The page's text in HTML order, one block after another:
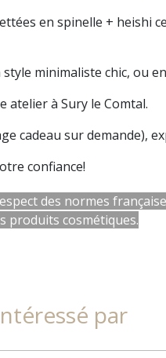
en spinelle +
minimaliste chic, ou
atelier à Sury le Comtal.
cadeau sur demande), e
confiance!
des normes
produits cosmétiques.
par